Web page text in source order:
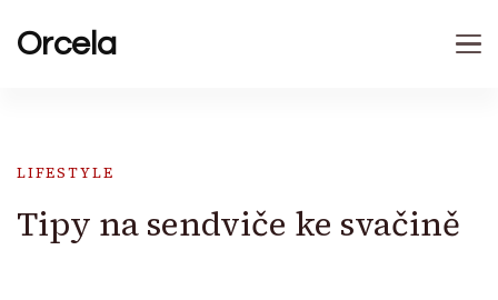
Orcela
LIFESTYLE
Tipy na sendviče ke svačině